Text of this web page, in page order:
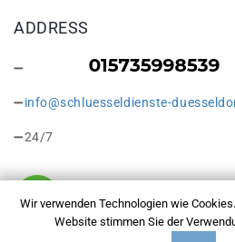
Wir verwenden Technologien wie
Website stimmen Sie der
ADDRESS
info@schluesseldienste-
24/7
Copyright © 2026 Tresoröffnung